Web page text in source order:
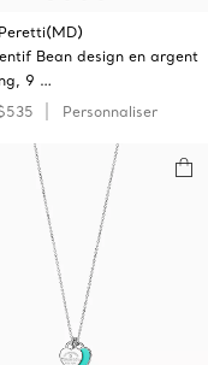
Bean design en argent
9 …
Personnaliser